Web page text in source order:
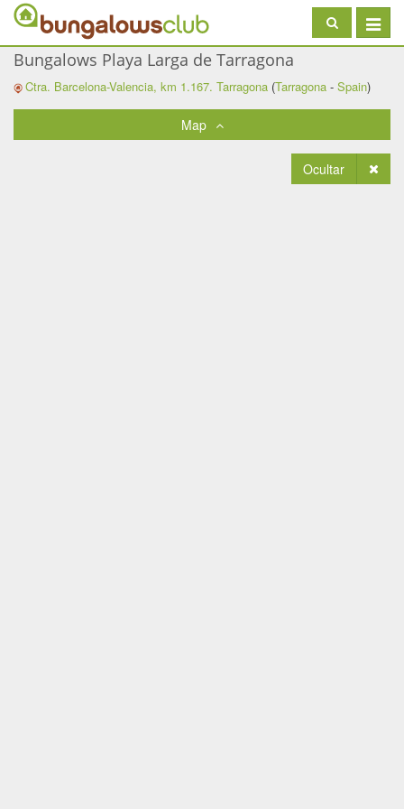
Toggle
Bungalows Playa Larga de Tarragona
Ctra. Barcelona-Valencia, km 1.167.Tarragona (Tarragona -Spain)
Map
Ocultar